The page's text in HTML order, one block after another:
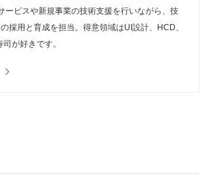
ービスや新規事業の技術支援を行いながら、技
採用と育成を担当。得意領域はUI設計、HCD、
が好きです。